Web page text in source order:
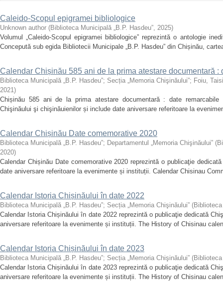
Caleido-Scopul epigramei bibliologice
Unknown author (Biblioteca Municipală „B.P. Hasdeu”, 2025)
Volumul „Caleido-Scopul epigramei bibliologice” reprezintă o antologie
Concepută sub egida Bibliotecii Municipale „B.P. Hasdeu” din Chișinău,
Calendar Chișinău 585 ani de la prima atestare documentară :
Biblioteca Municipală „B.P. Hasdeu”; Secția „Memoria Chişinăului”; Foiu,
2021)
Chișinău 585 ani de la prima atestare documentară : date remarcabile
Chişinăului şi chişinăuienilor și include date aniversare referitoare la
Calendar Chișinău Date comemorative 2020
Biblioteca Municipală „B.P. Hasdeu”; Departamentul „Memoria Chişinăului” (
2020)
Calendar Chișinău Date comemorative 2020 reprezintă o publicaţie
date aniversare referitoare la evenimente și instituții. Calendar Chisinau
Calendar Istoria Chișinăului în date 2022
Biblioteca Municipală „B.P. Hasdeu”; Secția „Memoria Chişinăului” (
Calendar Istoria Chișinăului în date 2022 reprezintă o publicaţie dedicată
aniversare referitoare la evenimente și instituții. The History of Chisinau
Calendar Istoria Chișinăului în date 2023
Biblioteca Municipală „B.P. Hasdeu”; Secția „Memoria Chişinăului” (
Calendar Istoria Chișinăului în date 2023 reprezintă o publicaţie dedicată
aniversare referitoare la evenimente și instituții. The History of Chisinau